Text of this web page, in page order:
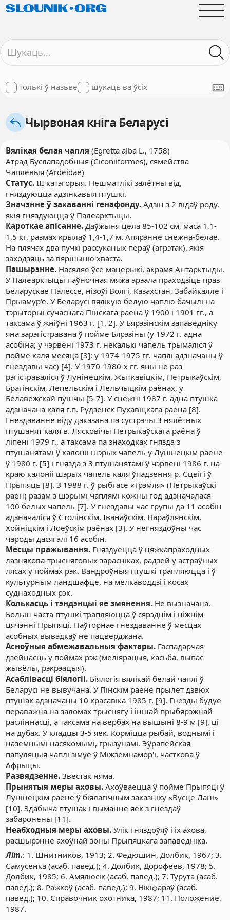
толькі ў назьве шукаць ва ўсіх
Чырвоная кніга Беларусі
Вялікая белая чапля (Egretta alba L., 1758)
Атрад Буслападобныя (Ciconiiformes), сямейства
Чаплевыя (Ardeidae)
Статус.III катэгорыя. Нешматлікі залётны від,
гняздуюцца адзінкавыя птушкі.
Значэнне ў захаванні генафонду.Адзін з 2 відаў роду,
якія гняздуюцца ў Палеарктыцы.
Кароткае апісанне.Даўжыня цела 85-102 см, маса 1,1-
1,5 кг, размах крылаў 1,4-1,7 м. Апярэнне снежна-белае.
На плячах два пучкі рассуканых пёраў (агрэтак), якія
заходзяць за вяршыню хваста.
Пашырэнне.Насяляе ўсе мацерыкі, акрамя Антарктыды.
У Палеарктыцы паўночная мяжа арэала праходзіць праз
Беларускае Палессе, нізоўі Волгі, Казахстан, Забайкалле і
Прыамур'е. У Беларусі вялікую белую чаплю бачылі на
тэрыторыі сучаснага Пінскага раёна ў 1900 і 1901 гг., а
таксама ў жніўні 1963 г. [1, 2]. У Бярэзінскім запаведніку
яна зарэгістравана ў пойме Бярэзіны (у 1972 г. адна
асобіна; у чэрвені 1973 г. некалькі чапель трымаліся ў
пойме каля месяца [3]; у 1974-1975 гг. чаплі адзначаны ў
гнездавы час) [4]. У 1970-1980-х гг. яны не раз
рэгістраваліся ў Лунінецкім, Жыткавіцкім, Петрыкаўскім,
Брагінскім, Лепельскім і Лельчыцкім раёнах, у
Белавежскай пушчы [5-7]. У снежні 1987 г. адна птушка
адзначана каля г.п. Рудзенск Пухавіцкага раёна [8].
Гнездаванне віду даказана па сустрэчы 3 нялётных
птушанят каля в. Лясковічы Петрыкаўскага раёна ў
ліпені 1979 г., а таксама па знаходках гнязда з
птушанятамі ў калоніі шэрых чапель у Лунінецкім раёне
ў 1980 г. [5] і гнязда з 3 птушанятамі ў чэрвені 1986 г. на
краю калоніі шэрых чапель каля ўпадзення р. Сцвігі ў
Прыпяць [8]. З 1988 г. ў рыбгасе «Трэмля» (Петрыкаўскі
раён) разам з шэрымі чаплямі кожны год адзначалася
100 белых чапель [7]. У гнездавы час групы да 11 асобін
адзначаліся ў Столінскім, Іванаўскім, Нараўлянскім,
Хойніцкім і Лоеўскім раёнах [3]. У негняздоўны час
чароды дасягалі 16 асобін.
Месцы пражывання.Гняздуецца ў цяжкапраходных
лазнякова-трысняговых зарасніках, радзей у астраўных
лясах у поймах рэк. Вандроўныя птушкі трапляюцца і ў
культурным ландшафце, на мелкаводдзі і косах
суднаходных рэк.
Колькасць і тэндэнцыі яе змянення.Не вызначана.
Больш часта птушкі трапляюцца ў сярэднім і ніжнім
цячэнні Прыпяці. Паўторнае гнездаванне ў месцах
асобных вывадкаў не пацверджана.
Асноўныя абмежавальныя фактары.Гаспадарчая
дзейнасць у поймах рэк (меліярацыя, касьба, выпас
жывёлы, рэкрэацыя).
Асаблівасці біялогіі.Біялогія вялікай белай чаплі ў
Беларусі не вывучана. У Пінскім раёне прылёт дзвюх
птушак адзначаны 10 красавіка 1985 г. [9]. Гнёзды будуе
пераважна на заломах трыснягу і іншай прыбярэжнай
расліннасці, а таксама на вербах на вышыні 8-9 м [9], ці
на дубах. У кладцы 3-5 яек. Корміцца рыбай, воднымі і
наземнымі насякомымі, грызунамі. Эўрапейская
папуляцыя чаплі зімуе ў Міжземнамор'і, часткова ў
Афрыцы.
Развядзенне.Звестак няма.
Прынятыя меры аховы.Ахоўваецца ў пойме Прыпяці ў
Лунінецкім раёне ў біялагічным заказніку «Вусце Лані»
[10]. Здабыча птушак і выманне яек з гнёздаў
забаронены [11].
Неабходныя меры аховы.Улік гняздоўяў і іх ахова,
расшырэнне ахоўнай зоны Прыпяцкага запаведніка.
Літ.: 1. Шнитников, 1913; 2. Федюшин, Долбик, 1967; 3.
Самусенка (асаб. павед.); 4. Долбик, Дорофеев, 1978; 5.
Долбик, 1985; 6. Амялюсік (асаб. павед.); 7. Турута (асаб.
павед.); 8. Ражкоў (асаб. павед.); 9. Нікіфараў (асаб.
павед.); 10. Справочник охотника, 1987; 11. Положение,
1987.